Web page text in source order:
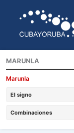
contenido
MARUNLA
Marunla
El signo
Combinaciones